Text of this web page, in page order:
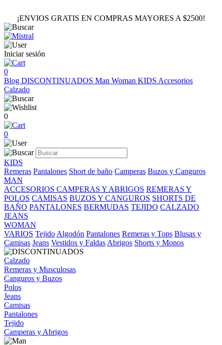
¡ENVIOS GRATIS EN COMPRAS MAYORES A $2500!
Iniciar sesión
0
Blog DISCONTINUADOS Man Woman KIDS Accesorios
Calzado
0
0
KIDS
Remeras Pantalones Short de baño Camperas Buzos y Canguros
MAN
ACCESORIOS CAMPERAS Y ABRIGOS REMERAS Y
POLOS CAMISAS BUZOS Y CANGUROS SHORTS DE
BAÑO PANTALONES BERMUDAS TEJIDO CALZADO
JEANS
WOMAN
VARIOS Tejido Algodón Pantalones Remeras y Tops Blusas y
Camisas Jeans Vestidos y Faldas Abrigos Shorts y Monos
Calzado
Remeras y Musculosas
Canguros y Buzos
Polos
Jeans
Camisas
Pantalones
Tejido
Camperas y Abrigos